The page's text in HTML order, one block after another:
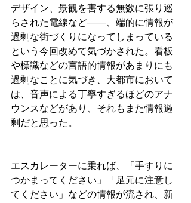
デザイン、景観を害する無数に張り巡
らされた電線など——、端的に情報が
過剰な街づくりになってしまっている
という今回改めて気づかされた。看板
や標識などの言語的情報があまりにも
過剰なことに気づき、大都市において
は、音声による丁寧すぎるほどのアナ
ウンスなどがあり、それもまた情報過
剰だと思った。
エスカレーターに乗れば、「手すりに
つかまってください」「足元に注意し
てください」などの情報が流され、新